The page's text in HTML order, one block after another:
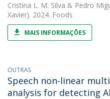
Cristina L. M. Silva & Pedro
Xavier). 2024. Foods
MAIS INFORMAÇÕES
OUTRAS
Speech non-linear
analysis for detecting